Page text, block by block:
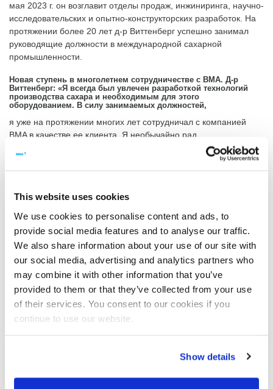
This website uses cookies
We use cookies to personalise content and ads, to
provide social media features and to analyse our traffic.
We also share information about your use of our site with
our social media, advertising and analytics partners who
may combine it with other information that you’ve
provided to them or that they’ve collected from your use
of their services. You consent to our cookies if you
continue to use our website.
Show details
мая 2023 г. он возглавит отделы продаж, инжиниринга, научно-
исследовательских и опытно-конструкторских разработок. На
протяжении более 20 лет д-р Виттенберг успешно занимал
руководящие должности в международной сахарной
промышленности.
Новая ступень в многолетнем сотрудничестве с BMA. Д-р
Виттенберг: «Я всегда был увлечен разработкой технологий
производства сахара и необходимым для этого
оборудованием. В силу занимаемых должностей,
я уже на протяжении многих лет сотрудничал с компанией
BMA в качестве ее клиента. Я необычайно рад
непосредственно вступить в ряды BMA и внести свой вклад в
то, чтобы это богатое традициями и в то же время
Д-р Дирк Штайнбринк покидает компанию по собственному
желанию. Уве Шванке временно возглавит коммерческие
отделы и управление проектами. С 30.09.2023 он выходит на
пенсию, после чего продолжит сотрудничество с BMA в
качестве консультанта.
"Признанный менеджер и эксперт в области сахарных
технологий".
Председатель наблюдательного совета д-р Пульманн
устойчивого развития BMA. Я рад приветствовать д-ра
Виттенберга, в лице которого наша компания приобретет